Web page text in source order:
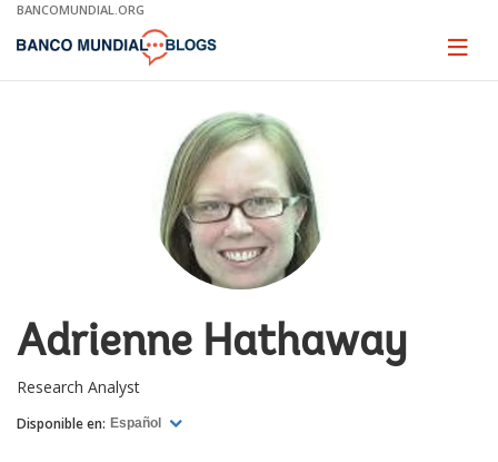
Skip
Main
BANCOMUNDIAL.ORG
Page
Adrienne Hathaway
Research Analyst
Disponible en: Español